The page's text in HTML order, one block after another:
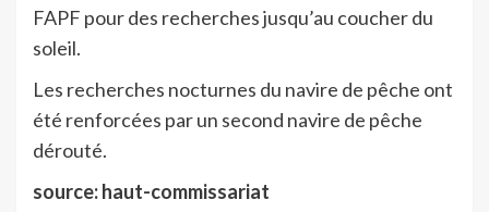
FAPF pour des recherches jusqu’au coucher du
soleil.
Les recherches nocturnes du navire de pêche ont
été renforcées par un second navire de pêche
dérouté.
source: haut-commissariat